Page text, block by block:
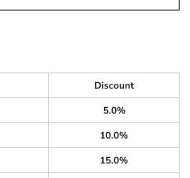
Discount
5.0%
10.0%
15.0%